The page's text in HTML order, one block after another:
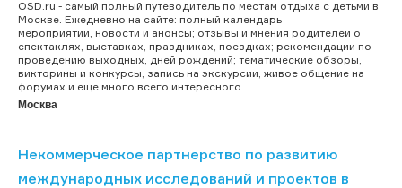
OSD.ru - самый полный путеводитель по местам отдыха с детьми в
Москве. Ежедневно на сайте: полный календарь
мероприятий, новости и анонсы; отзывы и мнения родителей о
спектаклях, выставках, праздниках, поездках; рекомендации по
проведению выходных, дней рождений; тематические обзоры,
викторины и конкурсы, запись на экскурсии, живое общение на
форумах и еще много всего интересного. ...
Москва
Некоммерческое партнерство по развитию
международных исследований и проектов в